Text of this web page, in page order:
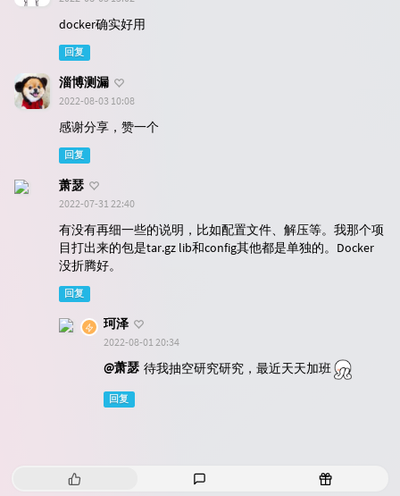
docker确实好用
回复
淄博测漏
2022-08-03 10:08
感谢分享，赞一个
回复
萧瑟
2022-07-31 22:40
有没有再细一些的说明，比如配置文件、解压等。我那个项
目打出来的包是tar.gz lib和config其他都是单独的。Docker
没折腾好。
回复
珂泽
2022-08-01 20:34
@萧瑟 待我抽空研究研究，最近天天加班
回复
热
随